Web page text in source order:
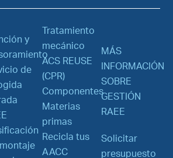
y
de
Tratamiento
mecánico
ACS REUSE
(CPR)
Componentes
Materias
primas
Recicla tus
AACC
MÁS
INFORMACIÓN
SOBRE
GESTIÓN
RAEE
Solicitar
presupuesto